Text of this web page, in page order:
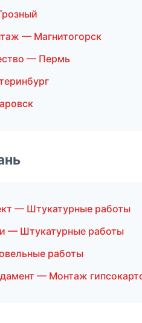
— Магнитогорск
— Пермь
— Штукатурные работы
— Штукатурные работы
работы
— Монтаж